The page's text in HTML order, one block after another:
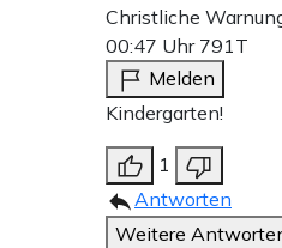
Christliche
00:47 Uhr 791T
Melden
Kindergarten!
1
Antworten
Weitere